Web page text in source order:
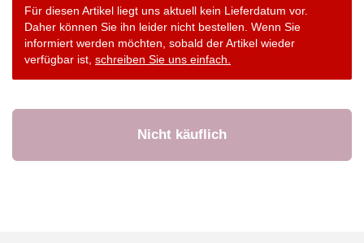
Für diesen Artikel liegt uns aktuell kein Lieferdatum vor.
Daher können Sie ihn leider nicht bestellen. Wenn Sie
informiert werden möchten, sobald der Artikel wieder
verfügbar ist, schreiben Sie uns einfach.